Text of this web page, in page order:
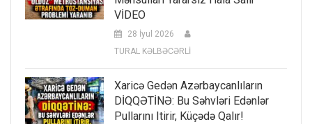
VİDEO
28 İyul 2026
TURAL KƏLBƏCƏRLİ
Xaricə Gedən Azərbaycanlıların
DİQQƏTİNƏ: Bu Səhvləri Edənlər
Pullarını Itirir, Küçədə Qalır!